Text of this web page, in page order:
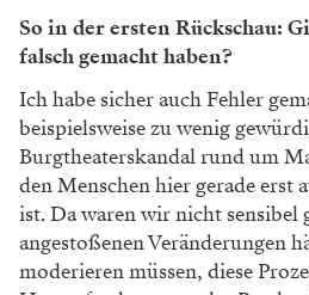
So in der ersten Rückschau:
falsch ­gemacht haben?
Ich habe sicher auch Fehler
beispielsweise zu wenig
Burgtheaterskandal rund um
den Menschen hier gerade erst
ist. Da waren wir nicht sensibel
angestoßenen Veränderungen
moderieren müssen, diese